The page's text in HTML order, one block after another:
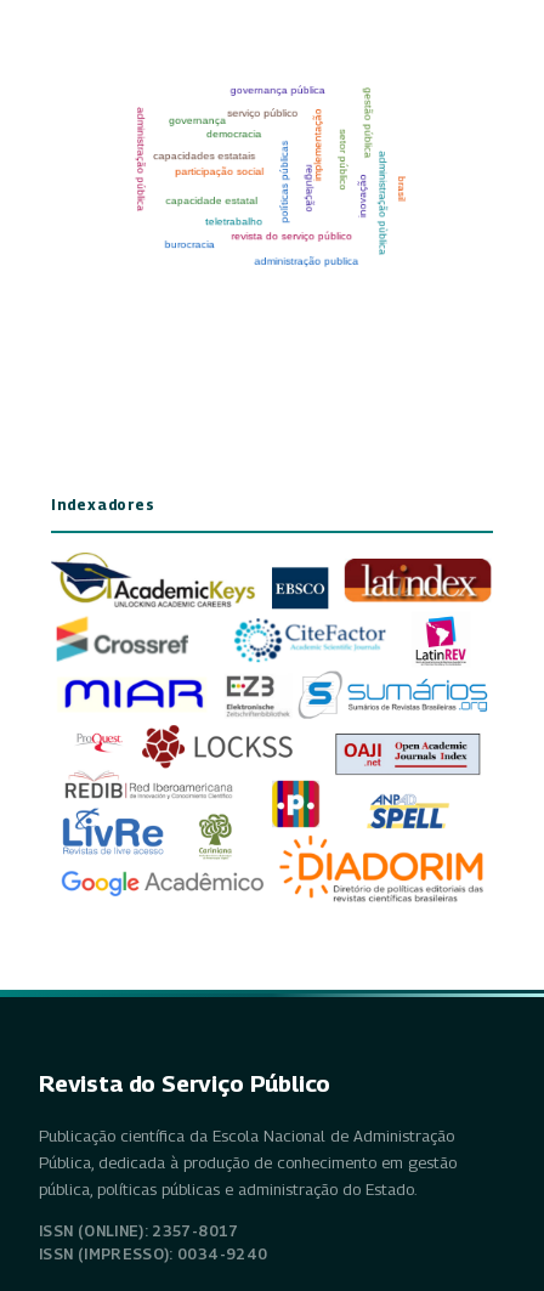
Indexadores
Revista do Serviço Público
Publicação científica da Escola Nacional de Administração
Pública, dedicada à produção de conhecimento em gestão
pública, políticas públicas e administração do Estado.
ISSN (ONLINE): 2357-8017
ISSN (IMPRESSO): 0034-9240